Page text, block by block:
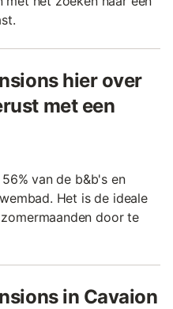
hier over
met een
van de b&b's en
Het is de ideale
door te
in Cavaion